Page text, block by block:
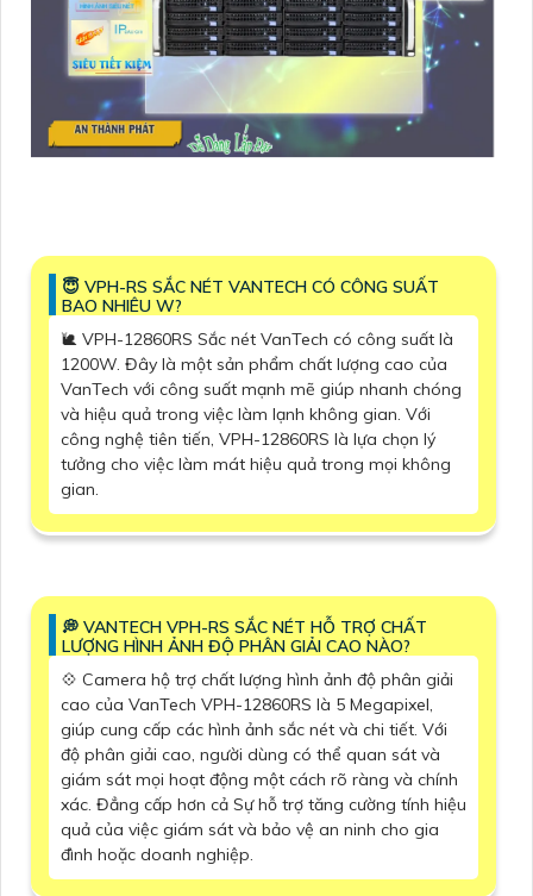
😇 VPH-RS SẮC NÉT VANTECH CÓ CÔNG SUẤT
BAO NHIÊU W?
🐌 VPH-12860RS Sắc nét VanTech có công suất là
1200W. Đây là một sản phẩm chất lượng cao của
VanTech với công suất mạnh mẽ giúp nhanh chóng
và hiệu quả trong việc làm lạnh không gian. Với
công nghệ tiên tiến, VPH-12860RS là lựa chọn lý
tưởng cho việc làm mát hiệu quả trong mọi không
gian.
️💭 VANTECH VPH-RS SẮC NÉT HỖ TRỢ CHẤT
LƯỢNG HÌNH ẢNH ĐỘ PHÂN GIẢI CAO NÀO?
💠 Camera hộ trợ chất lượng hình ảnh độ phân giải
cao của VanTech VPH-12860RS là 5 Megapixel,
giúp cung cấp các hình ảnh sắc nét và chi tiết. Với
độ phân giải cao, người dùng có thể quan sát và
giám sát mọi hoạt động một cách rõ ràng và chính
xác. Đẳng cấp hơn cả Sự hỗ trợ tăng cường tính hiệu
quả của việc giám sát và bảo vệ an ninh cho gia
đình hoặc doanh nghiệp.